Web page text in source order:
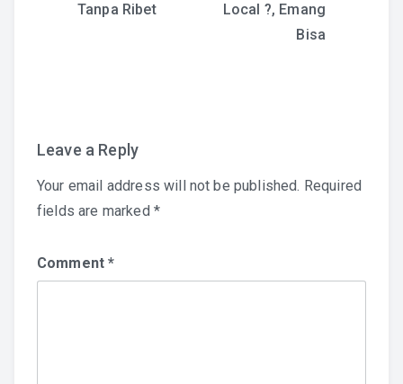
navigation
Tanpa Ribet
Local ?, Emang
Bisa
Leave a Reply
Your email address will not be published. Required
fields are marked *
Comment*